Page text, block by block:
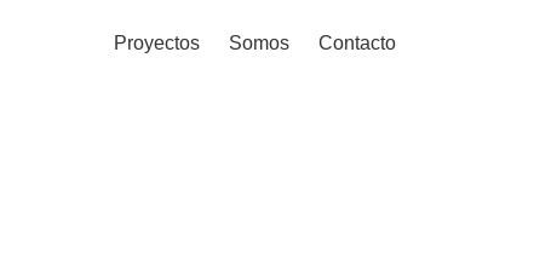
Proyectos Somos Contacto